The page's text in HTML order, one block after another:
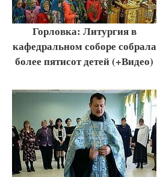
Горловка: Литургия в
кафедральном соборе собрала
более пятисот детей (+Видео)